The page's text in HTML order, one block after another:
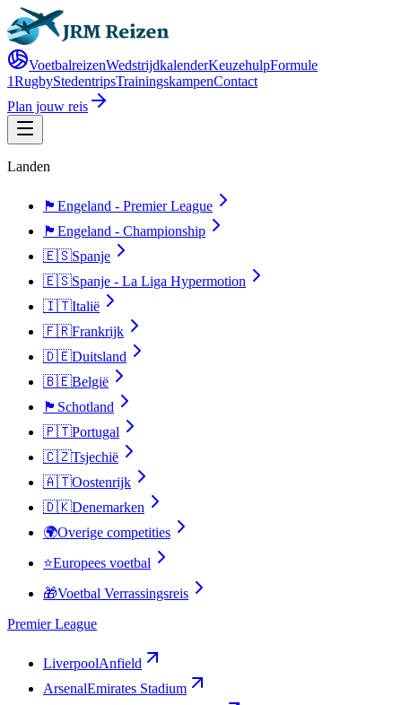
VoetbalreizenWedstrijdkalenderKeuzehulpFormule
1RugbyStedentripsTrainingskampenContact
Plan jouw reis
Landen
🏴󠁧󠁢󠁥󠁮󠁧󠁿 Engeland - Premier League
🏴󠁧󠁢󠁥󠁮󠁧󠁿 Engeland - Championship
🇪🇸Spanje
🇪🇸Spanje - La Liga Hypermotion
🇮🇹Italië
🇫🇷Frankrijk
🇩🇪Duitsland
🇧🇪België
🏴󠁧󠁢󠁳󠁣󠁴󠁿 Schotland
🇵🇹Portugal
🇨🇿Tsjechië
🇦🇹Oostenrijk
🇩🇰Denemarken
🌍Overige competities
⭐Europees voetbal
🎁Voetbal Verrassingsreis
Premier League
LiverpoolAnfield
ArsenalEmirates Stadium